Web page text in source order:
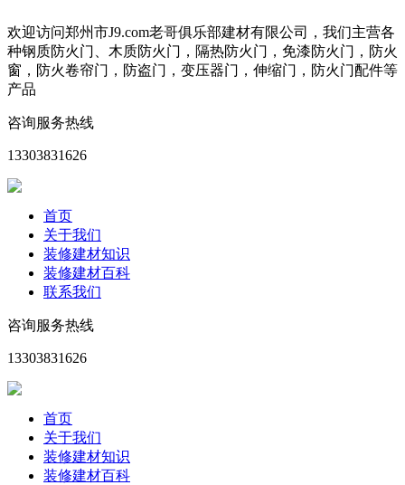
欢迎访问郑州市J9.com老哥俱乐部建材有限公司，我们主营各
种钢质防火门、木质防火门，隔热防火门，免漆防火门，防火
窗，防火卷帘门，防盗门，变压器门，伸缩门，防火门配件等
产品
咨询服务热线
13303831626
首页
关于我们
装修建材知识
装修建材百科
联系我们
咨询服务热线
13303831626
首页
关于我们
装修建材知识
装修建材百科